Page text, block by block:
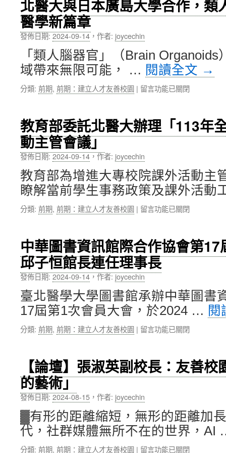
中
中
中
舉
辦
2
屆
國
藥
物
研
討
會，
大
利
卡
利
里
法
國
里
爾
大
學
共
襄
舉〉
北醫大與日本廣島大學合作，類
醫學新篇章
發佈日期:2024-09-14， 作者: joycechin
「類人腦器官」（Brain
域帶來無限可能， … 閱讀全文 →
分類: 前期, 前期：建立人才友善校園 | 在
大
與
日
廣
島
大
學
合
作，
腦
器
官
研
究
開
啟
醫
新
中
留言功能已關閉
教育部委託北醫大辦理「113年
動主管會議」
發佈日期:2024-09-14，作者: joycechin
教育部為增進大專校院課外活動主
瞭解當前學生事務政策及課外活
分類: 前期, 前期：建立人才友善校園 | 在
部
委
託
北
醫
大
辦
理
「113
年
大
專
校
課
外
活
動
管
留言功能已關閉
中華圖書資訊館際合作協會第
邱子恒館長連任理事長
發佈日期:2024-09-14，作者: joycechin
臺北醫學大學圖書館承辦中華圖書
17屆第1次會員大會，於2024 …
分類: 前期, 前期：建立人才友善校園 | 在
圖
書
資
館
際
合
作
協
會
留言功能已關閉
【論壇】張淑英副校長：友善
的藝術」
發佈日期:2024-08-15 ， 作者: joycechin
▓有形的距離縮短，無形的距離加
代，社群媒體無所不在的世界，
分類: 前期, 前期：建立人才友善校園 | 在
留言功能已關閉